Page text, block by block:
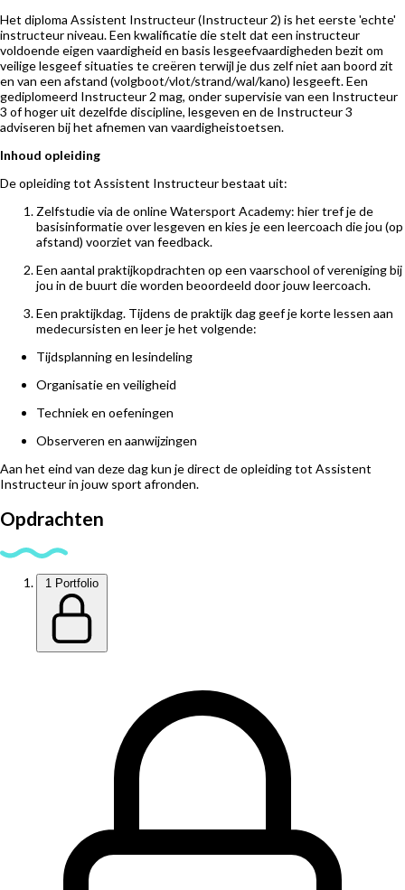
Het diploma Assistent Instructeur (Instructeur 2) is het eerste 'echte'
instructeur niveau. Een kwalificatie die stelt dat een instructeur
voldoende eigen vaardigheid en basis lesgeefvaardigheden bezit om
veilige lesgeef situaties te creëren terwijl je dus zelf niet aan boord zit
en van een afstand (volgboot/vlot/strand/wal/kano) lesgeeft. Een
gediplomeerd Instructeur 2 mag, onder supervisie van een Instructeur
3 of hoger uit dezelfde discipline, lesgeven en de Instructeur 3
adviseren bij het afnemen van vaardigheistoetsen.
Inhoud opleiding
De opleiding tot Assistent Instructeur bestaat uit:
Zelfstudie via de online Watersport Academy: hier tref je de
basisinformatie over lesgeven en kies je een leercoach die jou (op
afstand) voorziet van feedback.
Een aantal praktijkopdrachten op een vaarschool of vereniging bij
jou in de buurt die worden beoordeeld door jouw leercoach.
Een praktijkdag. Tijdens de praktijk dag geef je korte lessen aan
medecursisten en leer je het volgende:
Tijdsplanning en lesindeling
Organisatie en veiligheid
Techniek en oefeningen
Observeren en aanwijzingen
Aan het eind van deze dag kun je direct de opleiding tot Assistent
Instructeur in jouw sport afronden.
Opdrachten
1 Portfolio